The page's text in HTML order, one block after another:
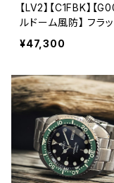
【LV2】【C1FBK】【
ルドーム風防】 フラ
ル 20気圧防水 機械
動巻き SEIKO
EVEL7
¥47,300